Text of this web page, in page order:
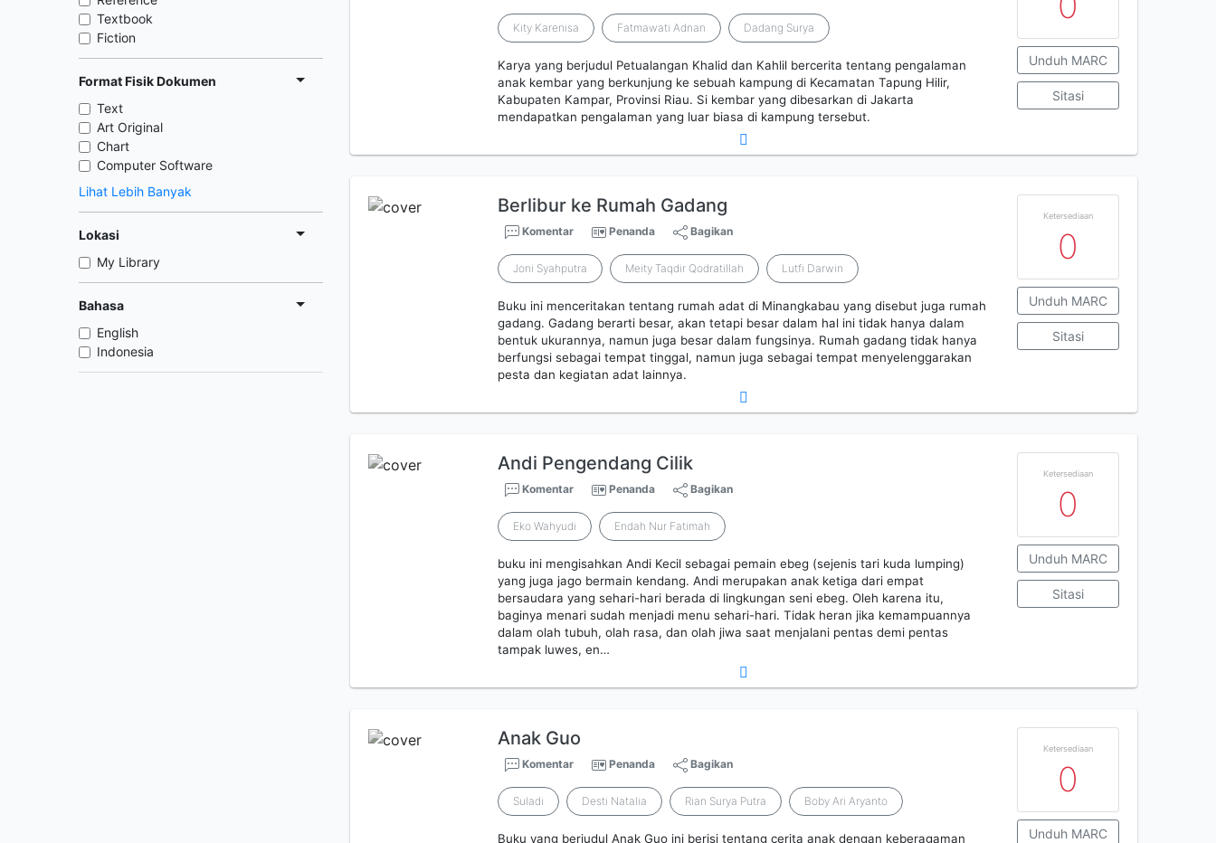
Textbook
Fiction
Format Fisik Dokumen
Text
Art Original
Chart
Computer Software
Lihat Lebih Banyak
Lokasi
My Library
Bahasa
English
Indonesia
Kity Karenisa Fatmawati Adnan Dadang Surya
Karya yang berjudul Petualangan Khalid dan Kahlil bercerita tentang pengalaman
anak kembar yang berkunjung ke sebuah kampung di Kecamatan Tapung Hilir,
Kabupaten Kampar, Provinsi Riau. Si kembar yang dibesarkan di Jakarta
mendapatkan pengalaman yang luar biasa di kampung tersebut.
Unduh MARC
Sitasi
Berlibur ke Rumah Gadang
Komentar Penanda Bagikan
Joni Syahputra Meity Taqdir Qodratillah Lutfi Darwin
Buku ini menceritakan tentang rumah adat di Minangkabau yang disebut juga rumah
gadang. Gadang berarti besar, akan tetapi besar dalam hal ini tidak hanya dalam
bentuk ukurannya, namun juga besar dalam fungsinya. Rumah gadang tidak hanya
berfungsi sebagai tempat tinggal, namun juga sebagai tempat menyelenggarakan
pesta dan kegiatan adat lainnya.
Ketersediaan
0
Unduh MARC
Sitasi
Andi Pengendang Cilik
Komentar Penanda Bagikan
Eko Wahyudi Endah Nur Fatimah
buku ini mengisahkan Andi Kecil sebagai pemain ebeg (sejenis tari kuda lumping)
yang juga jago bermain kendang. Andi merupakan anak ketiga dari empat
bersaudara yang sehari-hari berada di lingkungan seni ebeg. Oleh karena itu,
baginya menari sudah menjadi menu sehari-hari. Tidak heran jika kemampuannya
dalam olah tubuh, olah rasa, dan olah jiwa saat menjalani pentas demi pentas
tampak luwes, en…
Ketersediaan
0
Unduh MARC
Sitasi
Anak Guo
Komentar Penanda Bagikan
Suladi Desti Natalia Rian Surya Putra Boby Ari Aryanto
Buku yang berjudul Anak Guo ini berisi tentang cerita anak dengan keberagaman
Ketersediaan
0
Unduh MARC